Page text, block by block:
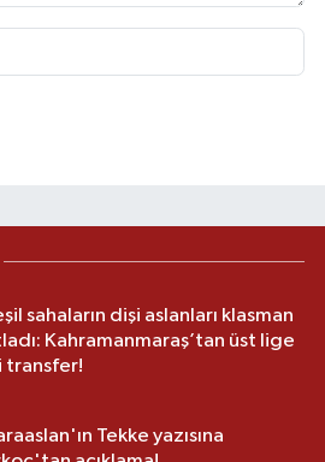
sahaların dişi aslanları klasman
Kahramanmaraş’tan üst lige
transfer!
Tekke yazısına